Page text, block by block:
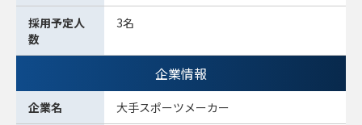
採用予定人
数
3名
企業情報
企業名 大手スポーツメーカー